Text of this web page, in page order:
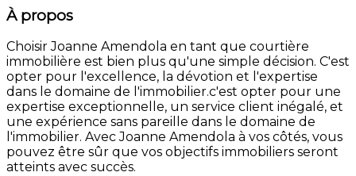
À propos
Choisir Joanne Amendola en tant que courtière
immobilière est bien plus qu'une simple décision. C'est
opter pour l'excellence, la dévotion et l'expertise
dans le domaine de l'immobilier.c'est opter pour une
expertise exceptionnelle, un service client inégalé, et
une expérience sans pareille dans le domaine de
l'immobilier. Avec Joanne Amendola à vos côtés, vous
pouvez être sûr que vos objectifs immobiliers seront
atteints avec succès.